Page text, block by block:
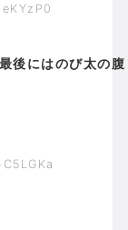
後にはのび太の腹